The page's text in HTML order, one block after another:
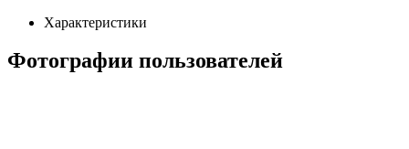
Характеристики
Фотографии пользователей